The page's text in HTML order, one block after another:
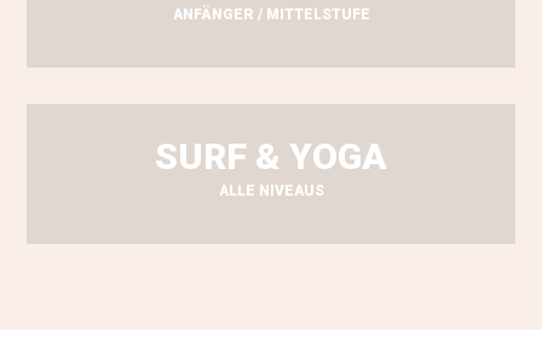
ANFÄNGER / MITTELSTUFE
SURF & YOGA
ALLE NIVEAUS